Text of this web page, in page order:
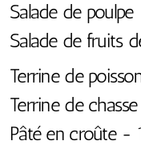
Salade de
Salade de fruits
Terrine de
Terrine de
Pâté en croûte -